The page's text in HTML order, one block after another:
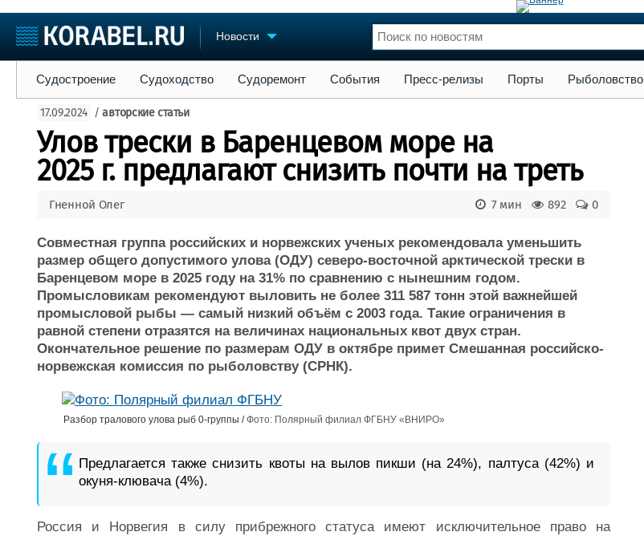
Новости
Судостроение
Пульс
Новости
Компании
Репутация
Журнал
Реклама
Торговая площадка
Доска объявлений
Продажа флота
Изделия
Конференции
Личности
Словарь
Флот
Форум
Все службы
Судостроение Судоходство Судоремонт События Пресс-релизы Порты Рыболовство
17.09.2024 /авторские статьи
Улов трески в Баренцевом море на
2025 г. предлагают снизить почти на треть
Гненной Олег 0
892
7 мин
Совместная группа российских и норвежских ученых рекомендовала уменьшить
размер общего допустимого улова (ОДУ) северо-восточной арктической трески в
Баренцевом море в 2025 году на 31% по сравнению с нынешним годом.
Промысловикам рекомендуют выловить не более 311 587 тонн этой важнейшей
промысловой рыбы — самый низкий объём с 2003 года. Такие ограничения в
равной степени отразятся на величинах национальных квот двух стран.
Окончательное решение по размерам ОДУ в октябре примет Смешанная российско-
норвежская комиссия по рыболовству (СРНК).
Разбор тралового улова рыб 0-группы /Фото: Полярный филиал ФГБНУ «ВНИРО»
Предлагается также снизить квоты на вылов пикши (на 24%), палтуса (42%) и
окуня-клювача (4%).
Россия и Норвегия в силу прибрежного статуса имеют исключительное право на